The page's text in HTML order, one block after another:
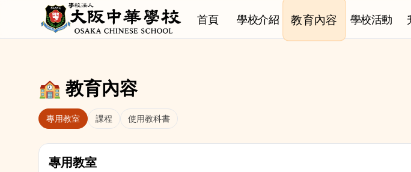
本文へ移動
首頁 學校介紹 教育內容 學校活動
🏫 教育內容
專用教室 課程 使用教科書
專用教室